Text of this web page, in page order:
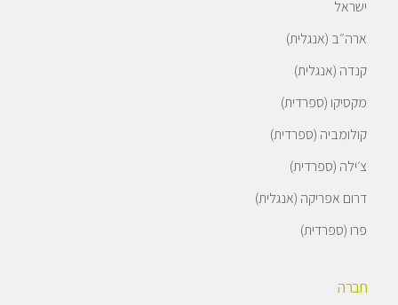
ישראל
ארה״ב (אנגלית)
קנדה (אנגלית)
מקסיקו (ספרדית)
קולומביה (ספרדית)
צ׳ילה (ספרדית)
דרום אפריקה (אנגלית)
פרו (ספרדית)
חברה